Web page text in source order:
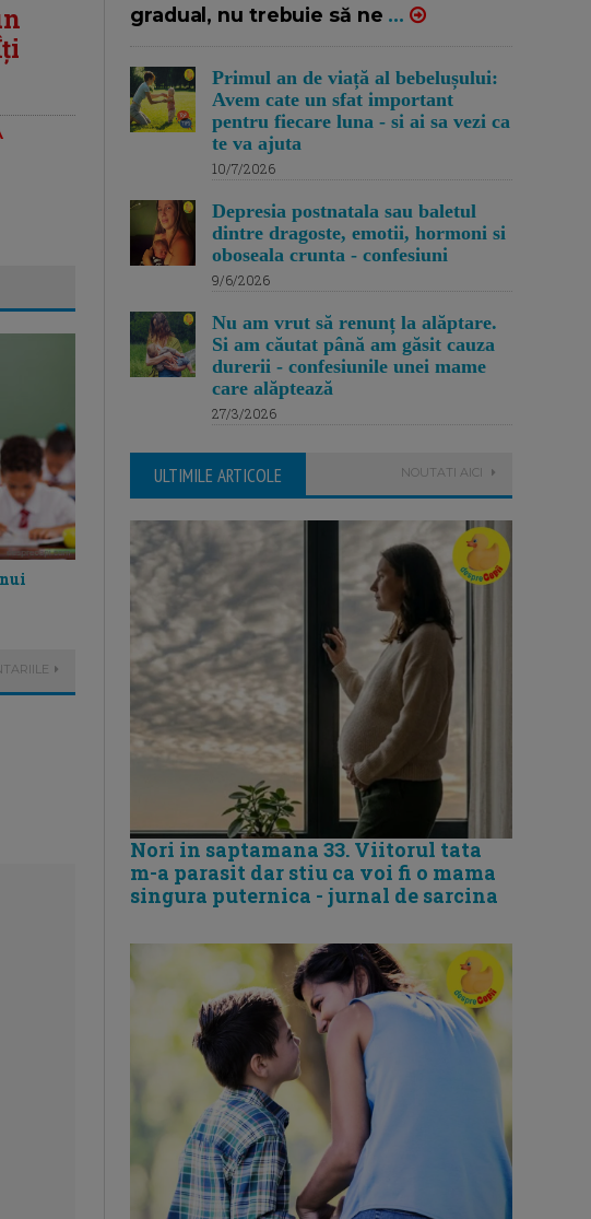
gradual, nu trebuie să ne ...
Primul an de viață al bebelușului:
Avem cate un sfat important
pentru fiecare luna - si ai sa vezi ca
te va ajuta
10/7/2026
Depresia postnatala sau baletul
dintre dragoste, emotii, hormoni si
oboseala crunta - confesiuni
9/6/2026
Nu am vrut să renunț la alăptare.
Si am căutat până am găsit cauza
durerii - confesiunile unei mame
care alăptează
27/3/2026
ULTIMILE ARTICOLE NOUTATI AICI
Nori in saptamana 33. Viitorul tata
m-a parasit dar stiu ca voi fi o mama
singura puternica - jurnal de sarcina